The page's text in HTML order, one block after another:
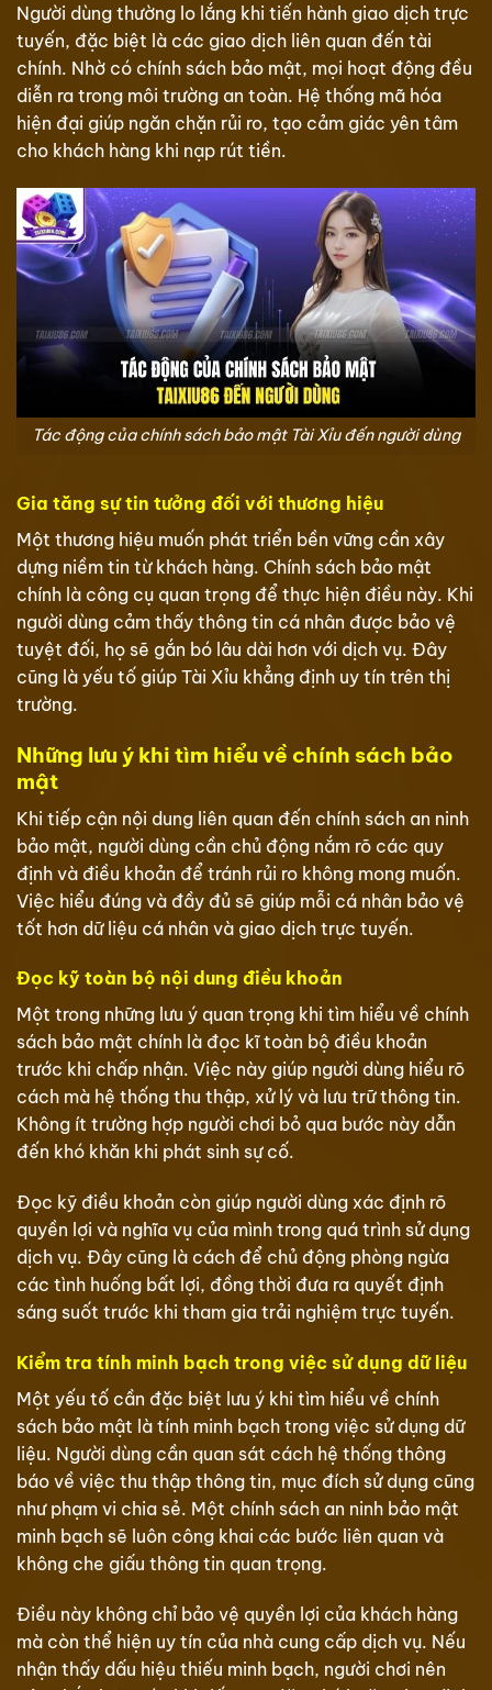
Người dùng thường lo lắng khi tiến hành giao dịch trực
tuyến, đặc biệt là các giao dịch liên quan đến tài
chính. Nhờ có chính sách bảo mật, mọi hoạt động đều
diễn ra trong môi trường an toàn. Hệ thống mã hóa
hiện đại giúp ngăn chặn rủi ro, tạo cảm giác yên tâm
cho khách hàng khi nạp rút tiền.
Tác động của chính sách bảo mật Tài Xỉu đến người dùng
Gia tăng sự tin tưởng đối với thương hiệu
Một thương hiệu muốn phát triển bền vững cần xây
dựng niềm tin từ khách hàng. Chính sách bảo mật
chính là công cụ quan trọng để thực hiện điều này. Khi
người dùng cảm thấy thông tin cá nhân được bảo vệ
tuyệt đối, họ sẽ gắn bó lâu dài hơn với dịch vụ. Đây
cũng là yếu tố giúp Tài Xỉu khẳng định uy tín trên thị
trường.
Những lưu ý khi tìm hiểu về chính sách bảo
mật
Khi tiếp cận nội dung liên quan đến chính sách an ninh
bảo mật, người dùng cần chủ động nắm rõ các quy
định và điều khoản để tránh rủi ro không mong muốn.
Việc hiểu đúng và đầy đủ sẽ giúp mỗi cá nhân bảo vệ
tốt hơn dữ liệu cá nhân và giao dịch trực tuyến.
Đọc kỹ toàn bộ nội dung điều khoản
Một trong những lưu ý quan trọng khi tìm hiểu về chính
sách bảo mật chính là đọc kĩ toàn bộ điều khoản
trước khi chấp nhận. Việc này giúp người dùng hiểu rõ
cách mà hệ thống thu thập, xử lý và lưu trữ thông tin.
Không ít trường hợp người chơi bỏ qua bước này dẫn
đến khó khăn khi phát sinh sự cố.
Đọc kỹ điều khoản còn giúp người dùng xác định rõ
quyền lợi và nghĩa vụ của mình trong quá trình sử dụng
dịch vụ. Đây cũng là cách để chủ động phòng ngừa
các tình huống bất lợi, đồng thời đưa ra quyết định
sáng suốt trước khi tham gia trải nghiệm trực tuyến.
Kiểm tra tính minh bạch trong việc sử dụng dữ liệu
Một yếu tố cần đặc biệt lưu ý khi tìm hiểu về chính
sách bảo mật là tính minh bạch trong việc sử dụng dữ
liệu. Người dùng cần quan sát cách hệ thống thông
báo về việc thu thập thông tin, mục đích sử dụng cũng
như phạm vi chia sẻ. Một chính sách an ninh bảo mật
minh bạch sẽ luôn công khai các bước liên quan và
không che giấu thông tin quan trọng.
Điều này không chỉ bảo vệ quyền lợi của khách hàng
mà còn thể hiện uy tín của nhà cung cấp dịch vụ. Nếu
nhận thấy dấu hiệu thiếu minh bạch, người chơi nên